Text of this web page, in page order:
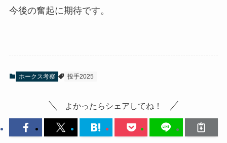
今後の奮起に期待です。
ホークス考察 投手2025
よかったらシェアしてね！